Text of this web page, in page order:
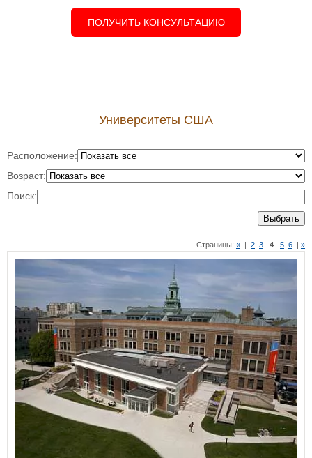
ПОЛУЧИТЬ КОНСУЛЬТАЦИЮ
Университеты США
Расположение:
Возраст:
Поиск:
Выбрать
Страницы: « | 2 3 4 5 6 | »